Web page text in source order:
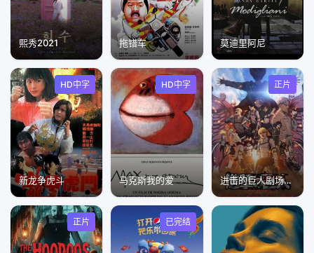
熙秀2021 拖错车 莫迪里阿尼
HD中字
新龙争虎斗
HD中字
马克斯我的爱
正片
进击的巨人剧场版：完结篇·最后的进击
正片 已完结